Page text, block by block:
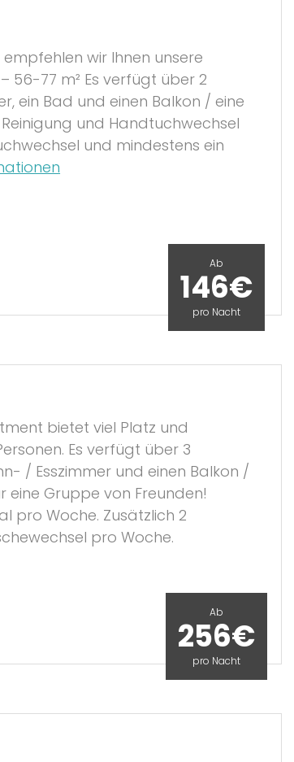
wir Ihnen unsere
56-77 m² Es verfügt über 2
ein Bad und einen Balkon / eine
und Handtuchwechsel
und mindestens ein
Ab
146€
pro Nacht
bietet viel Platz und
Es verfügt über 3
/ Esszimmer und einen Balkon /
eine Gruppe von Freunden!
pro Woche. Zusätzlich 2
pro Woche.
Ab
256€
pro Nacht